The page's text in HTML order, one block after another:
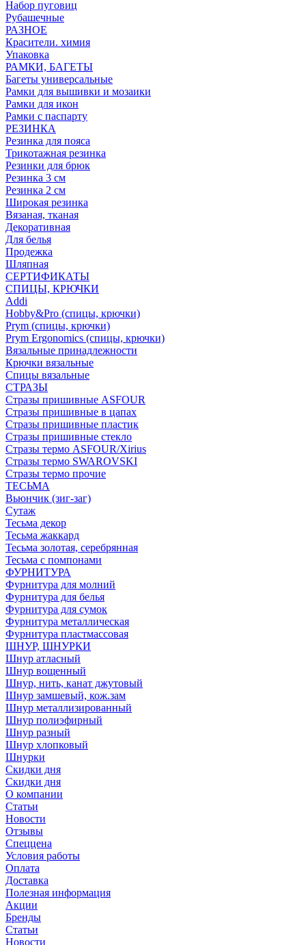
Набор пуговиц
Рубашечные
РАЗНОЕ
Красители. химия
Упаковка
РАМКИ, БАГЕТЫ
Багеты универсальные
Рамки для вышивки и мозаики
Рамки для икон
Рамки с паспарту
РЕЗИНКА
Резинка для пояса
Трикотажная резинка
Резинки для брюк
Резинка 3 см
Резинка 2 см
Широкая резинка
Вязаная, тканая
Декоративная
Для белья
Продежка
Шляпная
СЕРТИФИКАТЫ
СПИЦЫ, КРЮЧКИ
Addi
Hobby&Pro (спицы, крючки)
Prym (спицы, крючки)
Prym Ergonomics (спицы, крючки)
Вязальные принадлежности
Крючки вязальные
Спицы вязальные
СТРАЗЫ
Стразы пришивные ASFOUR
Стразы пришивные в цапах
Стразы пришивные пластик
Стразы пришивные стекло
Стразы термо ASFOUR/Xirius
Стразы термо SWAROVSKI
Стразы термо прочие
ТЕСЬМА
Вьюнчик (зиг-заг)
Сутаж
Тесьма декор
Тесьма жаккард
Тесьма золотая, серебрянная
Тесьма с помпонами
ФУРНИТУРА
Фурнитура для молний
Фурнитура для белья
Фурнитура для сумок
Фурнитура металлическая
Фурнитура пластмассовая
ШНУР, ШНУРКИ
Шнур атласный
Шнур вощенный
Шнур, нить, канат джутовый
Шнур замшевый, кож.зам
Шнур металлизированный
Шнур полиэфирный
Шнур разный
Шнур хлопковый
Шнурки
Скидки дня
Скидки дня
О компании
Статьи
Новости
Отзывы
Спеццена
Условия работы
Оплата
Доставка
Полезная информация
Акции
Бренды
Статьи
Новости